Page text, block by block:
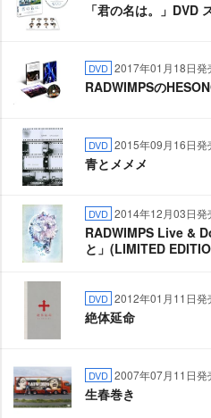
「君の名は。」DVD
DVD 2017年01月18日発
RADWIMPSの
DVD 2015年09月16日発
青とメメメ
DVD 2014年12月03日発
RADWIMPS Live &
と」(LIMITED
DVD 2012年01月11日発
絶体延命
DVD 2007年07月11日発
生春巻き